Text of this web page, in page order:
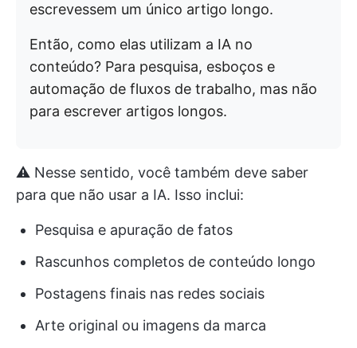
escrevessem um único artigo longo.
Então, como elas utilizam a IA no
conteúdo? Para pesquisa, esboços e
automação de fluxos de trabalho, mas não
para escrever artigos longos.
⚠️ Nesse sentido, você também deve saber
para que não usar a IA. Isso inclui:
Pesquisa e apuração de fatos
Rascunhos completos de conteúdo longo
Postagens finais nas redes sociais
Arte original ou imagens da marca